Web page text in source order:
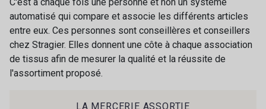
405 - 405 Porcelaine 23 - 23 Natural
09 - 09 Crème
614 - 614 White Coffee
27 - 27 Beige 29 - 29 Sable
automatisé qui compare et associe les différents articles
entre eux. Ces personnes sont conseillères et conseillers
chez Stragier. Elles donnent une côte à chaque association
de tissus afin de mesurer la qualité et la réussite de
l'assortiment proposé.
LA MERCERIE ASSORTIE